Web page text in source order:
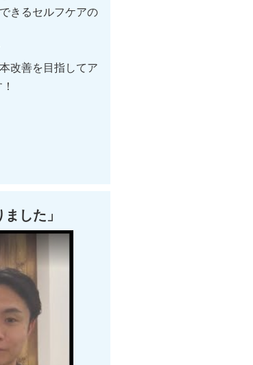
きるセルフケアの
改善を目指してア
した」